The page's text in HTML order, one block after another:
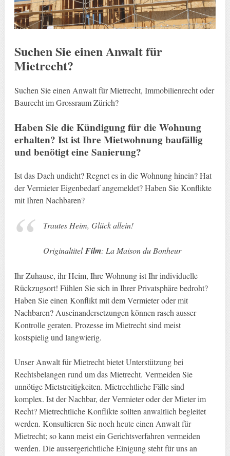
Suchen Sie einen Anwalt für
Mietrecht?
Suchen Sie einen Anwalt für Mietrecht, Immobilienrecht oder
Baurecht im Grossraum Zürich?
Haben Sie die Kündigung für die Wohnung
erhalten? Ist ist Ihre Mietwohnung baufällig
und benötigt eine Sanierung?
Ist das Dach undicht? Regnet es in die Wohnung hinein? Hat
der Vermieter Eigenbedarf angemeldet? Haben Sie Konflikte
mit Ihren Nachbaren?
Trautes Heim, Glück allein!
OriginaltitelFilm: La Maison du Bonheur
Ihr Zuhause, ihr Heim, Ihre Wohnung ist Ihr individuelle
Rückzugsort! Fühlen Sie sich in Ihrer Privatsphäre bedroht?
Haben Sie einen Konflikt mit dem Vermieter oder mit
Nachbaren? Auseinandersetzungen können rasch ausser
Kontrolle geraten. Prozesse im Mietrecht sind meist
kostspielig und langwierig.
Unser Anwalt für Mietrecht bietet Unterstützung bei
Rechtsbelangen rund um das Mietrecht. Vermeiden Sie
unnötige Mietstreitigkeiten. Mietrechtliche Fälle sind
komplex. Ist der Nachbar, der Vermieter oder der Mieter im
Recht? Mietrechtliche Konflikte sollten anwaltlich begleitet
werden. Konsultieren Sie noch heute einen Anwalt für
Mietrecht; so kann meist ein Gerichtsverfahren vermeiden
werden. Die aussergerichtliche Einigung steht für uns an